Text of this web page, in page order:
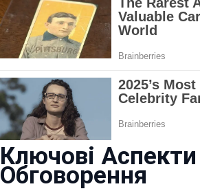
Ключові Аспекти
Обговорення